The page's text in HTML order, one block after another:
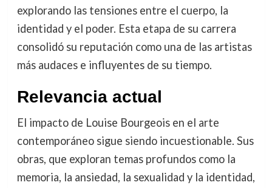
explorando las tensiones entre el cuerpo, la
identidad y el poder. Esta etapa de su carrera
consolidó su reputación como una de las artistas
más audaces e influyentes de su tiempo.
Relevancia actual
El impacto de Louise Bourgeois en el arte
contemporáneo sigue siendo incuestionable. Sus
obras, que exploran temas profundos como la
memoria, la ansiedad, la sexualidad y la identidad,